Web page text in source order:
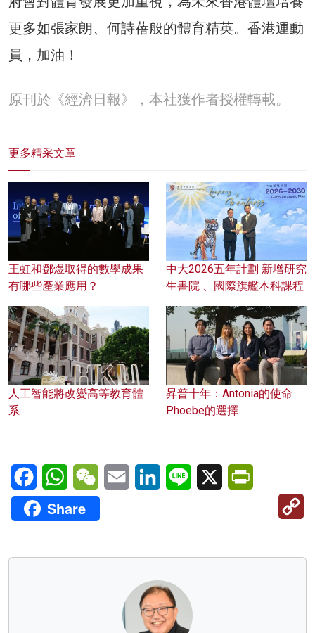
更多如張家朗、何詩蓓般的體育精英。香港運動
員，加油！
原刊於《經濟日報》，本社獲作者授權轉載。
更多精采文章
王虹和鄧煜取得的數學成果
有哪些產業應用？
中大2026五年計劃 新增研究
生書院 、國際旗艦本科課程
人工智能將改變高等教育體
系
昇普十年：Antonia的使命
Phoebe的選擇
FacebookWhatsAppWeChatEmail LinkedInLine X
Share